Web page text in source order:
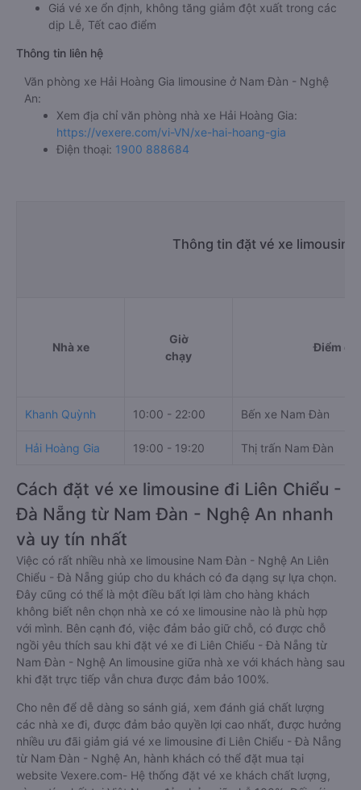
Giá vé xe ổn định, không tăng giảm đột xuất trong các
dịp Lễ, Tết cao điểm
Thông tin liên hệ
Văn phòng xe Hải Hoàng Gia limousine ở Nam Đàn - Nghệ
An:
Xem địa chỉ văn phòng nhà xe Hải Hoàng Gia:
https://vexere.com/vi-VN/xe-hai-hoang-gia
Điện thoại: 1900 888684
Thông tin đặt vé xe
Nhà xe
Giờ
chạy
Điểm đi
Khanh Quỳnh 10:00 - 22:00 Bến xe Nam Đàn
Hải Hoàng Gia 19:00 - 19:20 Thị trấn Nam Đàn
Cách đặt vé xe limousine đi Liên Chiểu -
Đà Nẵng từ Nam Đàn - Nghệ An nhanh
và uy tín nhất
Việc có rất nhiều nhà xe limousine Nam Đàn - Nghệ An Liên
Chiểu - Đà Nẵng giúp cho du khách có đa dạng sự lựa chọn.
Đây cũng có thể là một điều bất lợi làm cho hàng khách
không biết nên chọn nhà xe có xe limousine nào là phù hợp
với mình. Bên cạnh đó, việc đảm bảo giữ chỗ, có được chỗ
ngồi yêu thích sau khi đặt vé xe đi Liên Chiểu - Đà Nẵng từ
Nam Đàn - Nghệ An limousine giữa nhà xe với khách hàng sau
khi đặt trực tiếp vẫn chưa được đảm bảo 100%.
Cho nên để dễ dàng so sánh giá, xem đánh giá chất lượng
các nhà xe đi, được đảm bảo quyền lợi cao nhất, được hưởng
nhiều ưu đãi giảm giá vé xe limousine đi Liên Chiểu - Đà Nẵng
từ Nam Đàn - Nghệ An, hành khách có thể đặt mua tại
website Vexere.com- Hệ thống đặt vé xe khách chất lượng,